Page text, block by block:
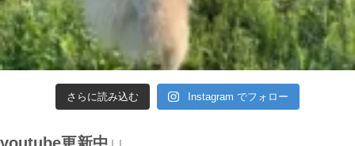
さらに読み込む Instagram でフォロー